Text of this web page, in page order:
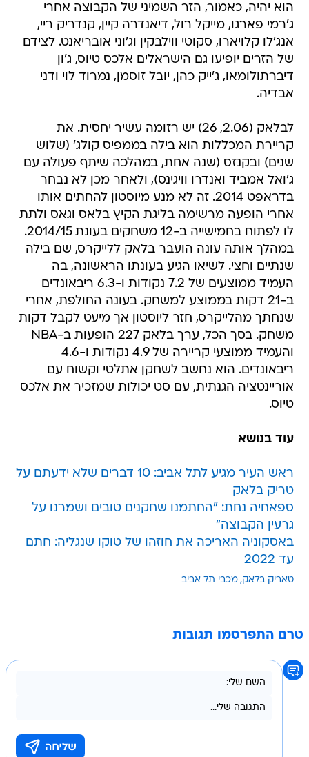
הוא יהיה, כאמור, הזר השמיני של הקבוצה אחרי
ג'רמי פארגו, מייקל רול, דיאנדרה קיין, קנדריק ריי,
אנג'לו קלויארו, סקוטי ווילבקין וג'וני אובריאנט. לצידם
של הזרים יופיעו גם הישראלים אלכס טיוס, ג'ון
דיברתולומאו, ג'ייק כהן, יובל זוסמן, נמרוד לוי ודני
אבדיה.
לבלאק (2.06, 26) יש רזומה עשיר יחסית. את
קריירת המכללות הוא בילה בממפיס קולג' (שלוש
שנים) ובקנזס (שנה אחת, במהלכה שיתף פעולה עם
ג'ואל אמביד ואנדרו וויגינס), ולאחר מכן לא נבחר
בדראפט 2014. זה לא מנע מיוסטון להחתים אותו
אחרי הופעה מרשימה בליגת הקיץ בלאס וגאס ולתת
לו לפתוח בחמישייה ב-12 משחקים בעונת 2014/15.
במהלך אותה עונה הועבר בלאק ללייקרס, שם בילה
שנתיים וחצי. לשיאו הגיע בעונתו הראשונה, בה
העמיד ממוצעים של 7.2 נקודות ו-6.3 ריבאונדים
ב-21 דקות בממוצע למשחק. בעונה החולפת, אחרי
שנחתך מהלייקרס, חזר ליוסטון אך מיעט לקבל דקות
משחק. בסך הכל, ערך בלאק 227 הופעות ב-NBA
והעמיד ממוצעי קריירה של 4.9 נקודות ו-4.6
ריבאונדים. הוא נחשב לשחקן אתלטי וקשוח עם
אוריינטציה הגנתית, עם סט יכולות שמזכיר את אלכס
טיוס.
עוד בנושא
ראש העיר מגיע לתל אביב: 10 דברים שלא ידעתם על
טריק בלאק
ספאחיה נחת: "החתמנו שחקנים טובים ושמרנו על
גרעין הקבוצה"
באסקוניה האריכה את חוזהו של טוקו שנגליה: חתם
עד 2022
טאריק בלאק מכבי תל אביב
טרם התפרסמו תגובות